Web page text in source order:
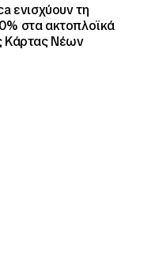
ενισχύουν τη
στα ακτοπλοϊκά
Κάρτας Νέων